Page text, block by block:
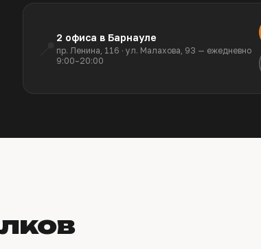
2 офиса в Барнауле
пр. Ленина, 116 · ул. Малахова, 93 — ежедневно
9:00–20:00